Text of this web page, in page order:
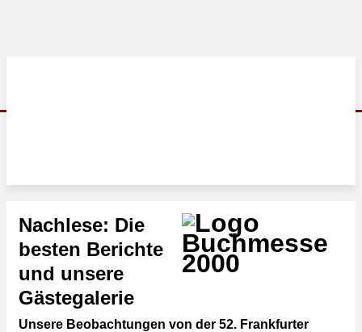
Nachlese: Die
besten Berichte
und unsere
Gästegalerie
Unsere Beobachtungen von der 52. Frankfurter